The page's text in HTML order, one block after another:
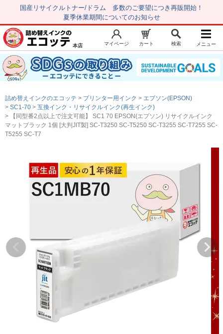
国産リサイクルトナー/ドラム 多数のご要望につき再販開始！
夏季休業期間についてのお知らせ
新規会員登録 マイページ
トップページ お気に入り
注文履歴 レビュー履歴
はじめての方へ
初心者用セット
キャノンインク
エプソンインク
互換インクボトル
互換インクカートリッジ
再生インクカートリッジ
記事を探す
お客様の声
本店 マイページ カート 検索 メニュー
詰め替えインクのエコッテ プリンター用インク
エプソン(EPSON)
SC1-70
互換インク・リサイクルインク(再生インク)
【同型番2点以上で注文可能】 SC1 70 EPSON(エプソン) リサイクルインク
マットブラック 1個 [大判JIT製] SC-T3250 SC-T5250 SC-T3255 SC-T7255 SC-
T5255 SC-T7